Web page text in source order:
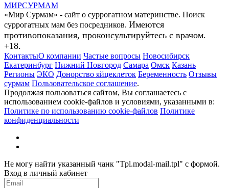
МИРСУРМАМ
«Мир Сурмам» - сайт о суррогатном материнстве. Поиск
суррогатных мам без посредников. Имеются
противопоказания, проконсультируйтесь с врачом.
+18.
КонтактыО компании Частые вопросы Новосибирск
Екатеринбург Нижний Новгород Самара Омск Казань
Регионы ЭКО Донорство яйцеклеток Беременность Отзывы
сурмам Пользовательское соглашение.
Продолжая пользоваться сайтом, Вы соглашаетесь с
использованием cookie-файлов и условиями, указанными в:
Политике по использованию cookie-файлов Политике
конфиденциальности
Не могу найти указанный чанк "Tpl.modal-mail.tpl" с формой.
Вход в личный кабинет